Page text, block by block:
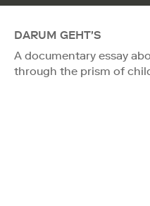
DARUM GEHT'S
A documentary essay
through the prism of